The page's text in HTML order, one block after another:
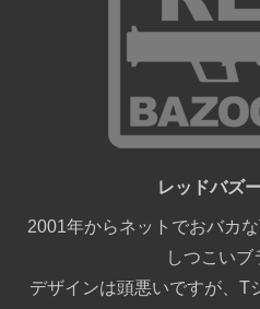
レッドバズ
2001年からネットでおバカ
しつこいブ
デザインは頭悪いですが、T